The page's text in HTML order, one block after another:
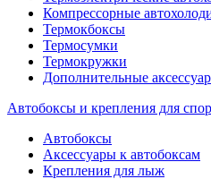
Компрессорные
Термокбоксы
Термосумки
Термокружки
Дополнительные
Автобоксы и крепления для
Автобоксы
Аксессуары к автобоксам
Крепления для лыж